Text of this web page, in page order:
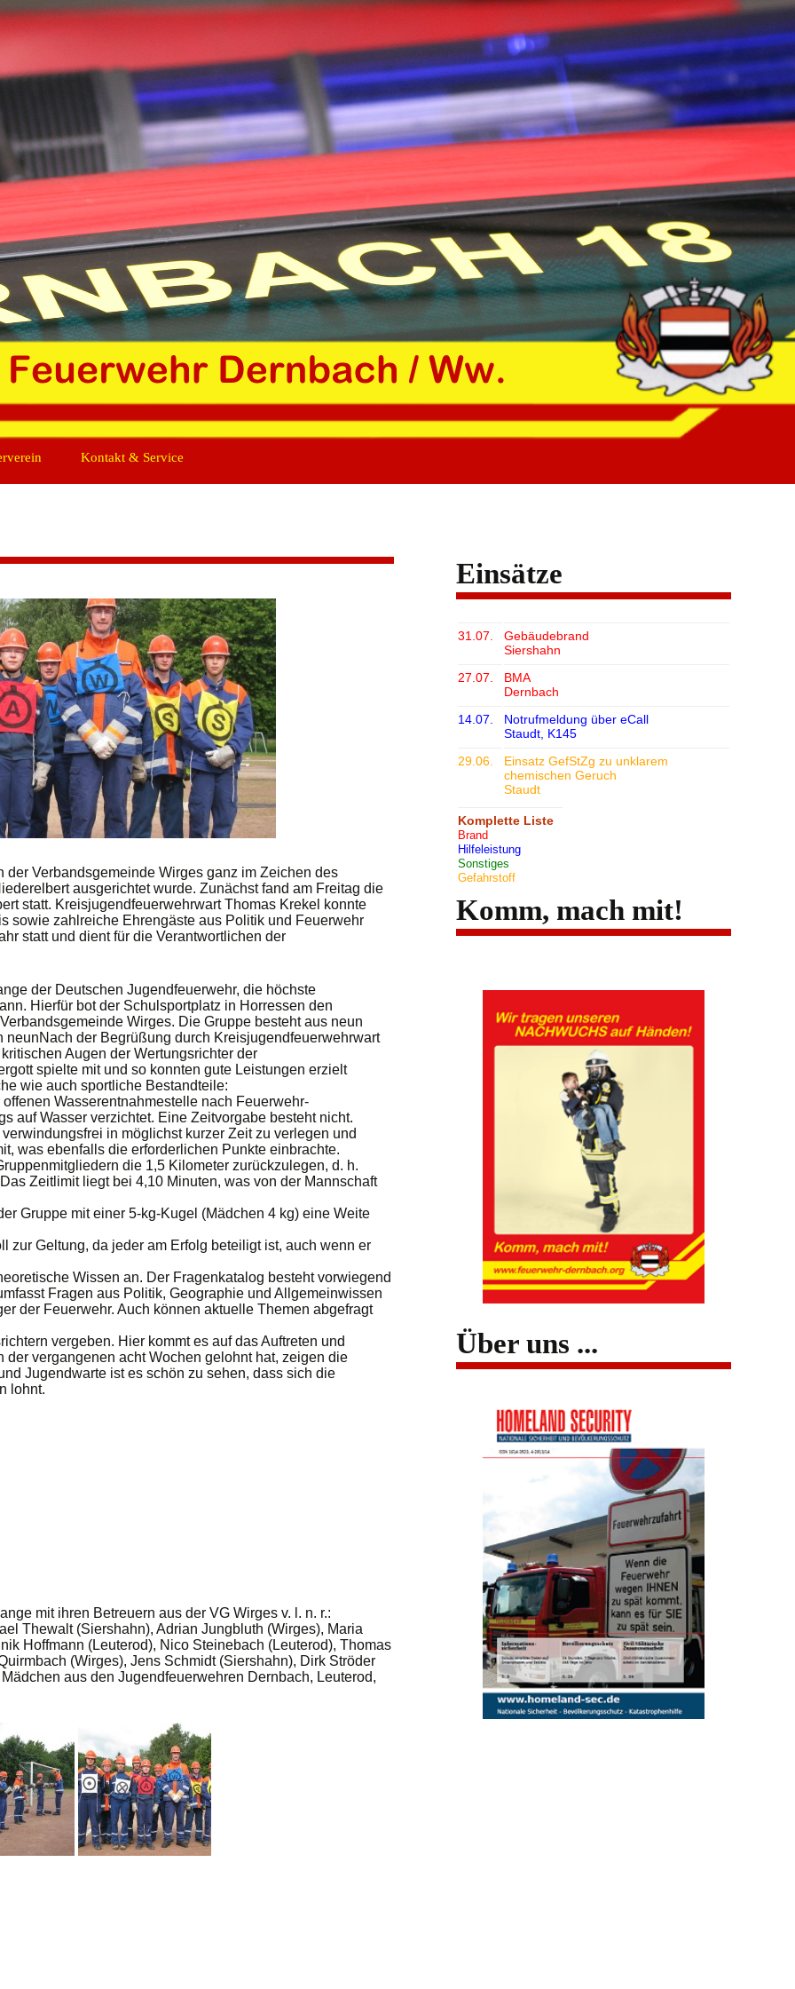
Kontakt & Service
Impressum
Kontakt
Intern
Verbandsgemeinde Wirges ganz im Zeichen des
ausgerichtet wurde. Zunächst fand am Freitag die
statt. Kreisjugendfeuerwehrwart Thomas Krekel konnte
sowie zahlreiche Ehrengäste aus Politik und Feuerwehr
statt und dient für die Verantwortlichen der
der Deutschen Jugendfeuerwehr, die höchste
Hierfür bot der Schulsportplatz in Horressen den
Wirges. Die Gruppe besteht aus neun
der Begrüßung durch Kreisjugendfeuerwehrwart
Augen der Wertungsrichter der
spielte mit und so konnten gute Leistungen erzielt
wie auch sportliche Bestandteile:
Wasserentnahmestelle nach Feuerwehr-
auf Wasser verzichtet. Eine Zeitvorgabe besteht nicht.
in möglichst kurzer Zeit zu verlegen und
was ebenfalls die erforderlichen Punkte einbrachte.
die 1,5 Kilometer zurückzulegen, d. h.
Zeitlimit liegt bei 4,10 Minuten, was von der Mannschaft
Gruppe mit einer 5-kg-Kugel (Mädchen 4 kg) eine Weite
zur Geltung, da jeder am Erfolg beteiligt ist, auch wenn er
Wissen an. Der Fragenkatalog besteht vorwiegend
Fragen aus Politik, Geographie und Allgemeinwissen
der Feuerwehr. Auch können aktuelle Themen abgefragt
vergeben. Hier kommt es auf das Auftreten und
vergangenen acht Wochen gelohnt hat, zeigen die
Jugendwarte ist es schön zu sehen, dass sich die
lohnt.
mit ihren Betreuern aus der VG Wirges v. l. n. r.:
Thewalt (Siershahn), Adrian Jungbluth (Wirges), Maria
Hoffmann (Leuterod), Nico Steinebach (Leuterod), Thomas
(Wirges), Jens Schmidt (Siershahn), Dirk Ströder
aus den Jugendfeuerwehren Dernbach, Leuterod,
Einsätze
31.07.
Gebäudebrand
Siershahn
27.07.
BMA
Dernbach
14.07.
Notrufmeldung über eCall
Staudt, K145
29.06.
Einsatz GefStZg zu unklarem
chemischen Geruch
Staudt
Komplette Liste
Brand
Hilfeleistung
Sonstiges
Gefahrstoff
Komm, mach mit!
Über uns ...